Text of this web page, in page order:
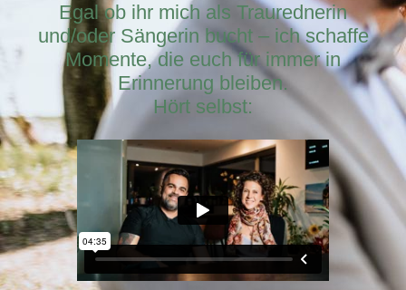
Egal ob ihr mich als Traurednerin
und/oder Sängerin bucht – ich schaffe
Momente, die euch für immer in
Erinnerung bleiben.
Hört selbst: